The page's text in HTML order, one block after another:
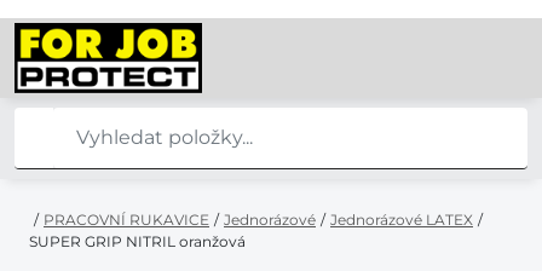
/ PRACOVNÍ RUKAVICE / Jednorázové / Jednorázové LATEX /
SUPER GRIP NITRIL oranžová